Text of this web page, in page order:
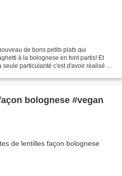
de bons petits plats qui
à la bolognese en font partis! Et
particularité c'est d'avoir réalisé se
bolognese #vegan